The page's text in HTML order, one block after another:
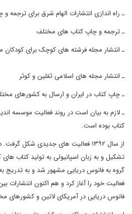
ـ راه اندازی انتشارات الهام شرق برای ترجمه و
ـ ترجمه و چاپ کتاب های مختلف
ـ انتشار مجله فرشته های کوچک برای کودکان
ـ انتشار مجله های اسلامی ثقلین و کوثر
ـ چاپ کتاب در ایران و ارسال به کشورهای
ـ لازم به بیان است در روند فعالیت موسسه
کتاب بوده است.
از سال ۱۳۹۲ فعالیت های جدیدی شکل
تشکیل و به زبان اسپانیولی به تولید کتاب
گروه به فانوس دریایی مشهور شد و به تدریج
فعالیت خود را آغاز کرد و هم اکنون انتشارات
فانوس دریایی در آمریکای لاتین و کشورهای